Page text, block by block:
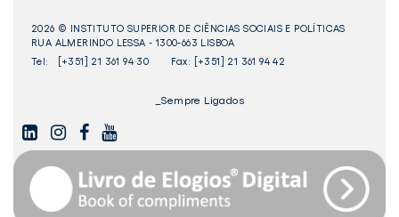
2026 © INSTITUTO SUPERIOR DE CIÊNCIAS SOCIAIS E POLÍTICAS
RUA ALMERINDO LESSA - 1300-663 LISBOA
Tel:
[+351] 21 361 94 30 Fax: [+351] 21 361 94 42
_Sempre Ligados
LINKEDININSTAGAMFACEBOOK
YOUTUBE